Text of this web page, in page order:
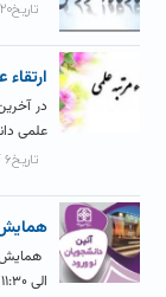
تاریخ۲۰ آبان ۱۴۰۲
در
علمی
تاریخ۶ آبان ۱۴۰۲
همايش
الی ۱۱:۳۰ در تالار استاد شریعتی برگزار خواهد شد.